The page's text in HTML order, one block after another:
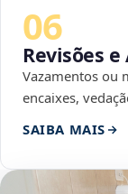
06
Revisões
Vazamentos ou
encaixes,
SAIBA MAIS